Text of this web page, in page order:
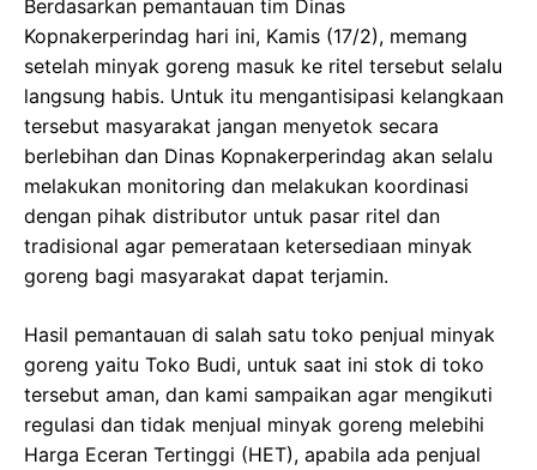
Berdasarkan pemantauan tim Dinas
Kopnakerperindag hari ini, Kamis (17/2), memang
setelah minyak goreng masuk ke ritel tersebut selalu
langsung habis. Untuk itu mengantisipasi kelangkaan
tersebut masyarakat jangan menyetok secara
berlebihan dan Dinas Kopnakerperindag akan selalu
melakukan monitoring dan melakukan koordinasi
dengan pihak distributor untuk pasar ritel dan
tradisional agar pemerataan ketersediaan minyak
goreng bagi masyarakat dapat terjamin.
Hasil pemantauan di salah satu toko penjual minyak
goreng yaitu Toko Budi, untuk saat ini stok di toko
tersebut aman, dan kami sampaikan agar mengikuti
regulasi dan tidak menjual minyak goreng melebihi
Harga Eceran Tertinggi (HET), apabila ada penjual